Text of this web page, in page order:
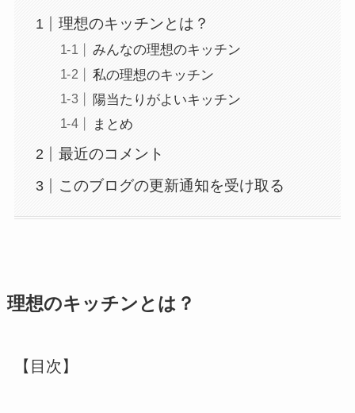
理想のキッチンとは？
みんなの理想のキッチン
私の理想のキッチン
陽当たりがよいキッチン
まとめ
最近のコメント
このブログの更新通知を受け取る
理想のキッチンとは？
【目次】